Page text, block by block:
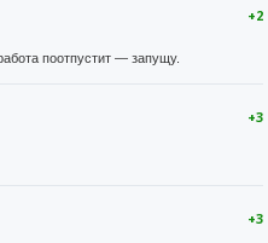
+2
поотпустит — запущу.
+3
+3